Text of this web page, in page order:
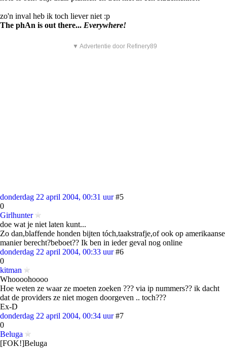
zo'n inval heb ik toch liever niet :p
The phAn is out there... Everywhere!
▼ Advertentie door Refinery89
donderdag 22 april 2004, 00:31 uur #5
0
Girlhunter
doe wat je niet laten kunt...
Zo dan,blaffende honden bijten tóch,taakstrafje,of ook op amerikaanse
manier berecht?beboet?? Ik ben in ieder geval nog online
donderdag 22 april 2004, 00:33 uur #6
0
kitman
Whoooohoooo
Hoe weten ze waar ze moeten zoeken ??? via ip nummers?? ik dacht
dat de providers ze niet mogen doorgeven .. toch???
Ex-D
donderdag 22 april 2004, 00:34 uur #7
0
Beluga
[FOK!]Beluga